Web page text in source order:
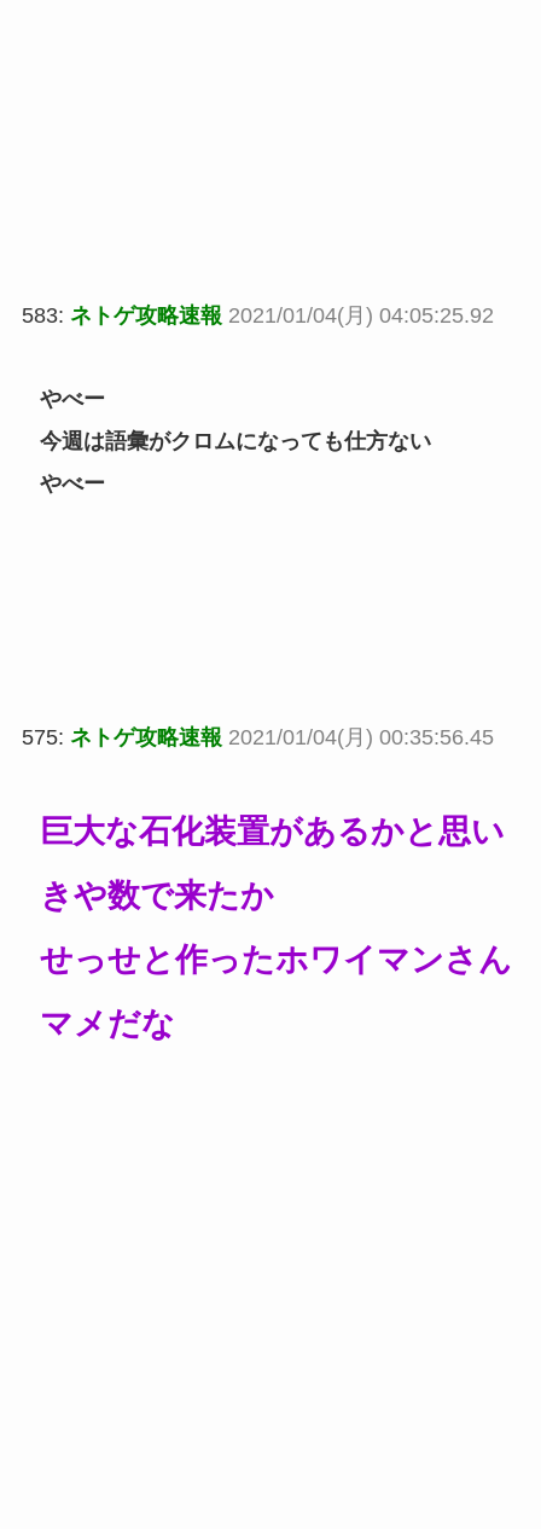
583: ネトゲ攻略速報 2021/01/04(月) 04:05:25.92
やべー
今週は語彙がクロムになっても仕方ない
やべー
575: ネトゲ攻略速報 2021/01/04(月) 00:35:56.45
巨大な石化装置があるかと思い
きや数で来たか
せっせと作ったホワイマンさん
マメだな